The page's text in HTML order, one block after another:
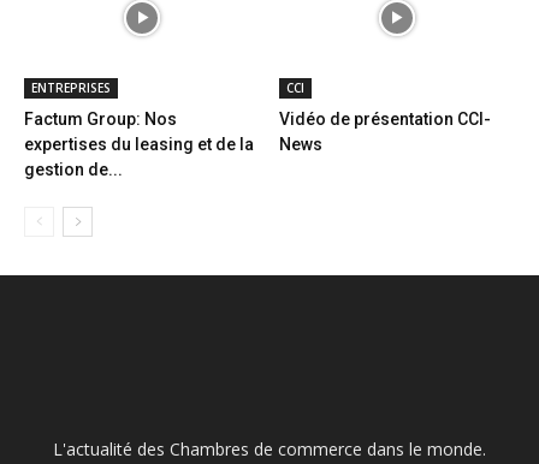
ENTREPRISES
Factum Group: Nos
expertises du leasing et de la
gestion de...
CCI
Vidéo de présentation CCI-
News
L'actualité des Chambres de commerce dans le monde.